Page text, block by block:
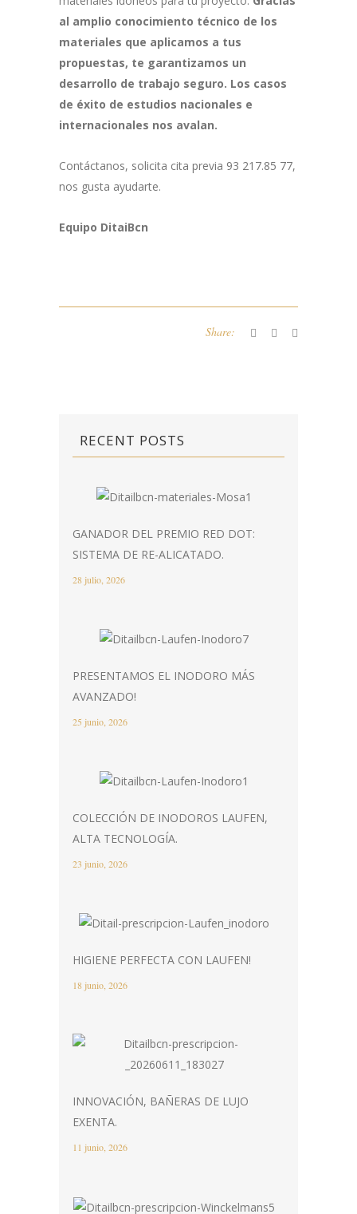
al amplio conocimiento técnico de los
materiales que aplicamos a tus
propuestas, te garantizamos un
desarrollo de trabajo seguro. Los casos
de éxito de estudios nacionales e
internacionales nos avalan.
Contáctanos, solicita cita previa 93 217.85 77,
nos gusta ayudarte.
Equipo DitaiBcn
Share:
RECENT POSTS
GANADOR DEL PREMIO RED DOT:
SISTEMA DE RE-ALICATADO.
28 julio, 2026
PRESENTAMOS EL INODORO MÁS
AVANZADO!
25 junio, 2026
COLECCIÓN DE INODOROS LAUFEN,
ALTA TECNOLOGÍA.
23 junio, 2026
HIGIENE PERFECTA CON LAUFEN!
18 junio, 2026
INNOVACIÓN, BAÑERAS DE LUJO
EXENTA.
11 junio, 2026